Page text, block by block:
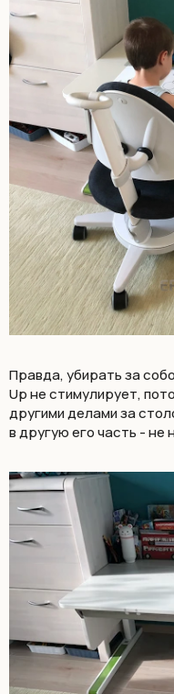
Правда, убирать за
Up не стимулирует,
другими делами за
в другую его часть - не